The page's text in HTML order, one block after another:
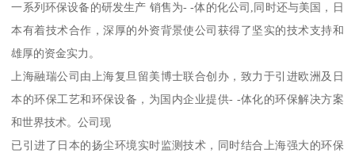
一系列环保设备的研发生产 销售为- -体的化公司,同时还与美国，日
本有着技术合作，深厚的外资背景使公司获得了坚实的技术支持和
雄厚的资金实力。
上海融瑞公司由上海复旦留美博士联合创办，致力于引进欧洲及日
本的环保工艺和环保设备，为国内企业提供- -体化的环保解决方案
和世界技术。公司现
已引进了日本的扬尘环境实时监测技术，同时结合上海强大的环保